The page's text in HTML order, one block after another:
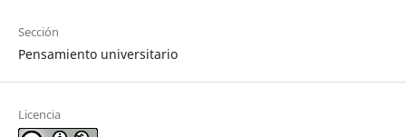
Sección
Pensamiento universitario
Licencia